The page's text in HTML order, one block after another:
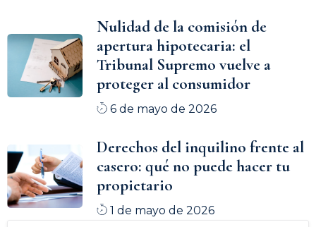
Nulidad de la comisión de
apertura hipotecaria: el
Tribunal Supremo vuelve a
proteger al consumidor
6 de mayo de 2026
Derechos del inquilino frente al
casero: qué no puede hacer tu
propietario
1 de mayo de 2026